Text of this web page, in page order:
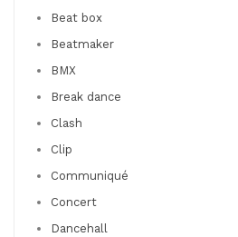
Beat box
Beatmaker
BMX
Break dance
Clash
Clip
Communiqué
Concert
Dancehall